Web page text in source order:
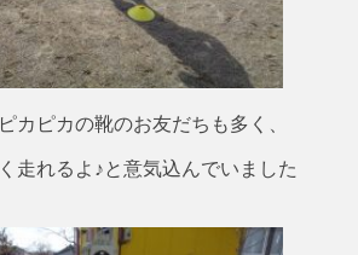
カピカの靴のお友だちも多く、
走れるよ♪と意気込んでいました